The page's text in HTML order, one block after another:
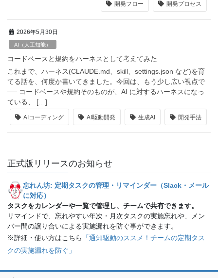
開発フロー 開発プロセス
2026年5月30日
AI（人工知能）
コードベースと規約をハーネスとして考えてみた
これまで、ハーネス(CLAUDE.md、skill、settings.json など)を育
てる話を、何度か書いてきました。今回は、もう少し広い視点で
── コードベースや規約そのものが、AI に対するハーネスになっ
ている、 […]
AIコーディング AI駆動開発 生成AI 開発手法
正式版リリースのお知らせ
忘れん坊: 定期タスクの管理・リマインダー（Slack・メール
に対応）
タスクをカレンダーや一覧で管理し、チームで共有できます。
リマインドで、忘れやすい年次・月次タスクの実施忘れや、メン
バー間の譲り合いによる実施漏れを防ぐ事ができます。
※詳細・使い方はこちら
「通知駆動のススメ！チームの定期タス
クの実施漏れを防ぐ」